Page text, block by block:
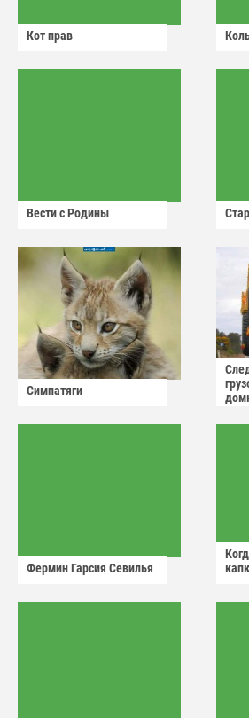
Кот прав
Вести с Родины
Симпатяги
Фермин Гарсия Севилья